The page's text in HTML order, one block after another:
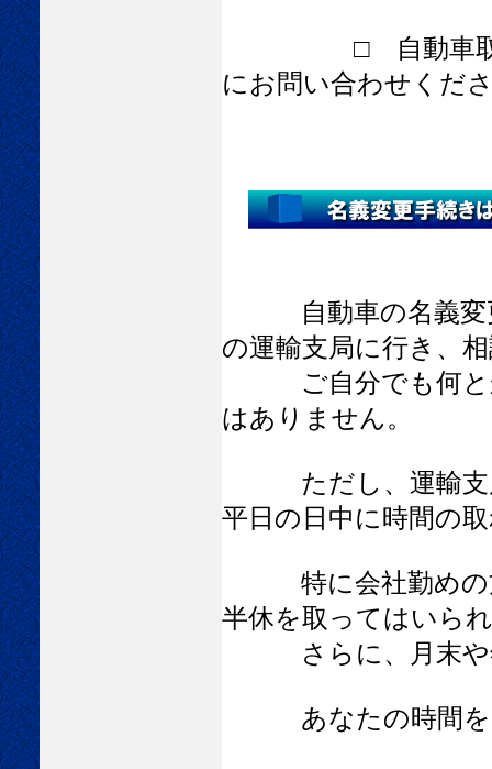
□ 自動車取得税
にお問い合わせくだ
自動車の名義変更
の運輸支局に行き、
ご自分でも何とか
はありません。
ただし、運輸支
平日の日中に時間の
特に会社勤めの方
半休を取ってはいら
さらに、月末
あなたの時間